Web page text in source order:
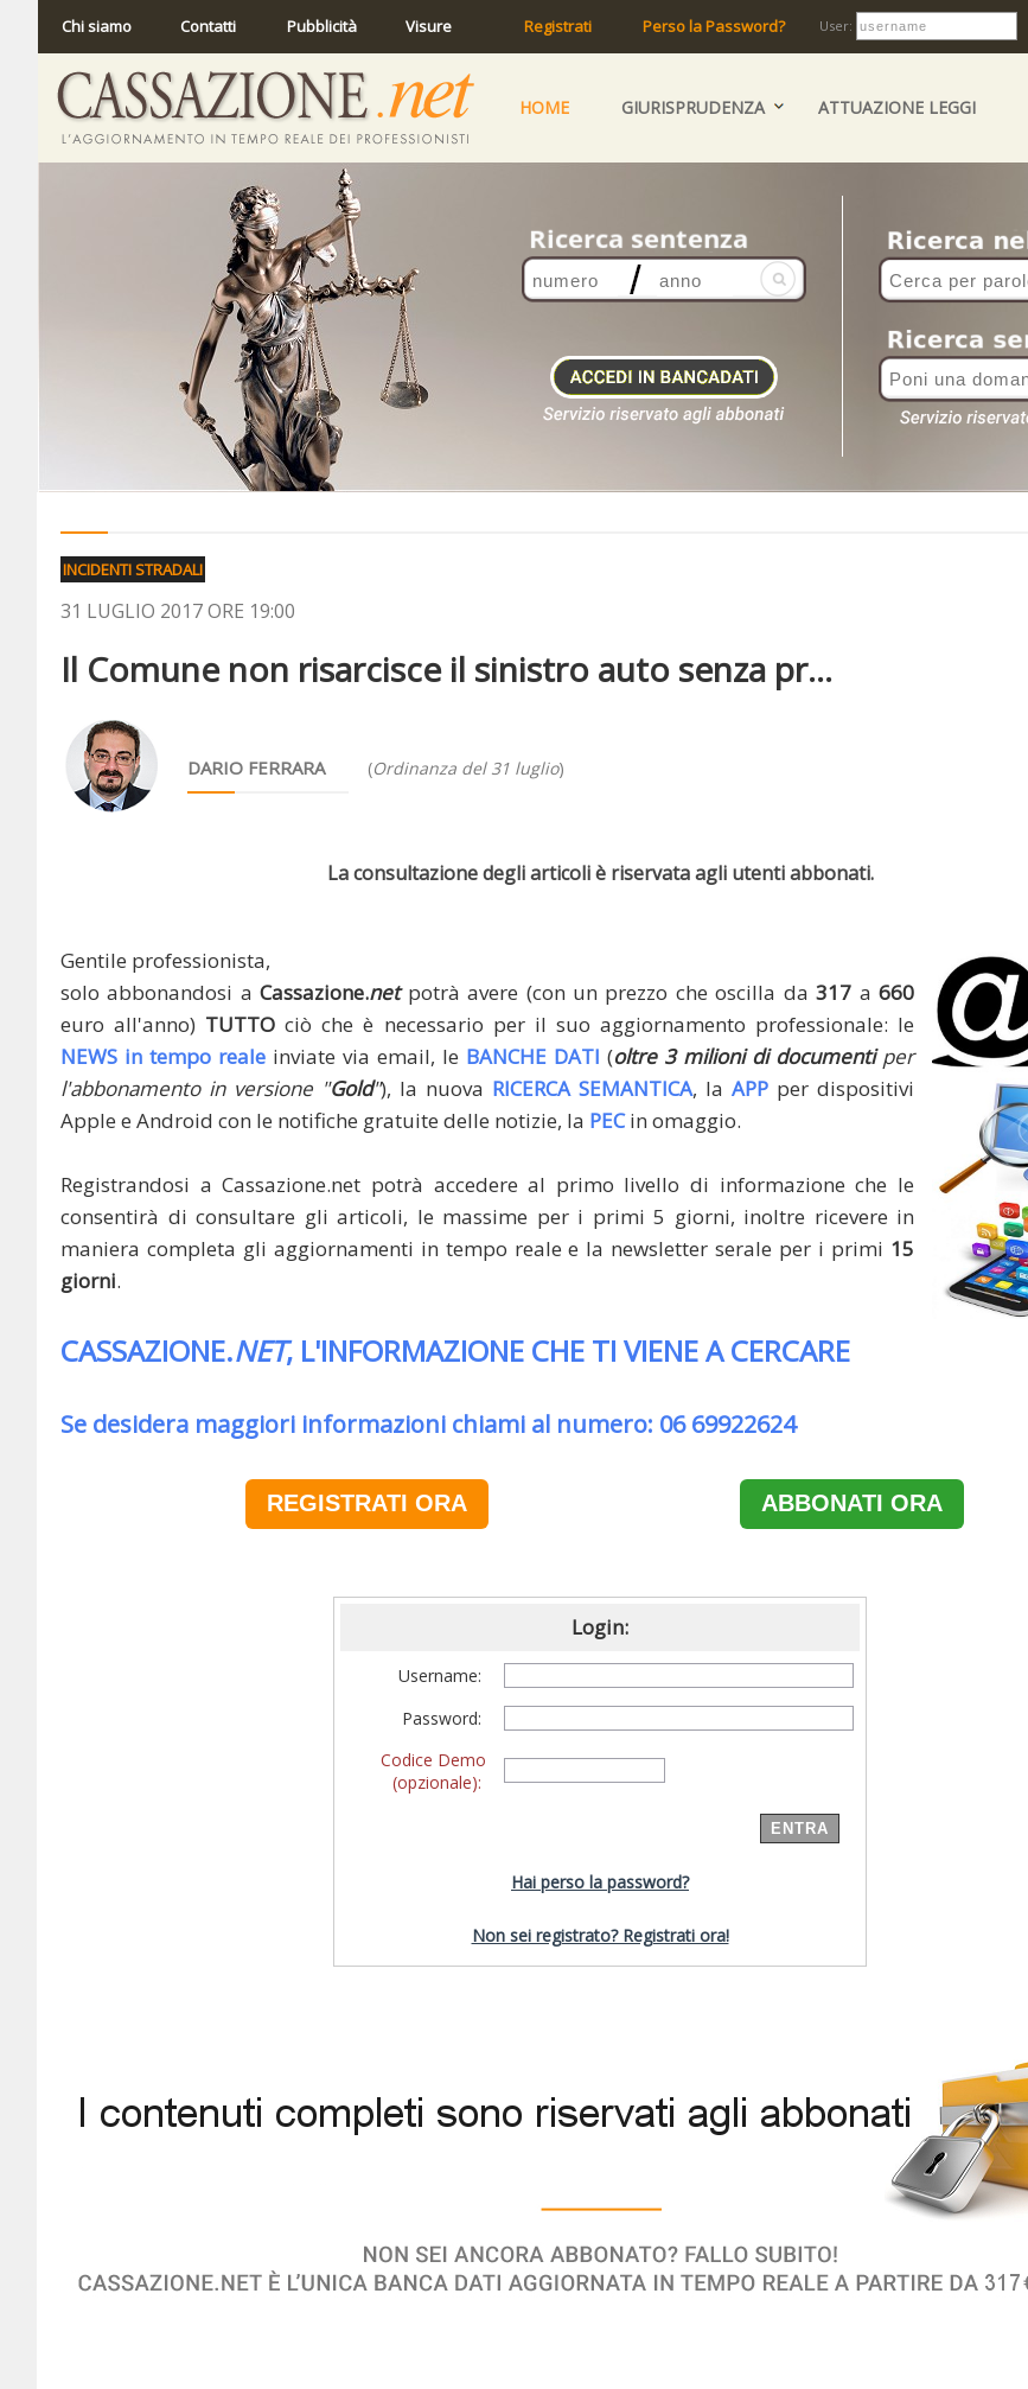
Chi siamo Contatti Pubblicità Visure Registrati Perso la Password? User:
HOME GIURISPRUDENZA ATTUAZIONE LEGGI
INCIDENTI STRADALI
31 LUGLIO 2017 ORE 19:00
Il Comune non risarcisce il sinistro auto senza pr...
DARIO FERRARA (Ordinanza del 31 luglio)
La consultazione degli articoli è riservata agli utenti abbonati.
Gentile professionista,
solo abbonandosi aCassazione.netpotrà avere (con un prezzo che oscilla da317 a660
euro all'anno) TUTTO ciò che è necessario per il suo aggiornamento professionale: le
NEWS in tempo reale inviate via email, le BANCHE DATI (oltre 3 milioni di documentiper
l'abbonamento in versione "Gold"), la nuova RICERCA SEMANTICA, la APP per dispositivi
Apple e Android con le notifiche gratuite delle notizie, la PECin omaggio.
Registrandosi a Cassazione.net potrà accedere al primo livello di informazione che le
consentirà di consultare gli articoli, le massime per i primi 5 giorni, inoltre ricevere in
maniera completa gli aggiornamenti in tempo reale e la newsletter serale per i primi 15
giorni.
CASSAZIONE.NET, L'INFORMAZIONE CHE TI VIENE A CERCARE
Se desidera maggiori informazioni chiami al numero: 06 69922624
REGISTRATI ORA ABBONATI ORA
Login:
Username:
Password:
Codice Demo
(opzionale):
Hai perso la password?
Non sei registrato? Registrati ora!